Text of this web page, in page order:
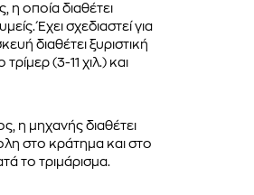
η οποία διαθέτει
Έχει σχεδιαστεί για
διαθέτει ξυριστική
(3-11 χιλ.) και
η μηχανής διαθέτει
στο κράτημα και στο
το τριμάρισμα.